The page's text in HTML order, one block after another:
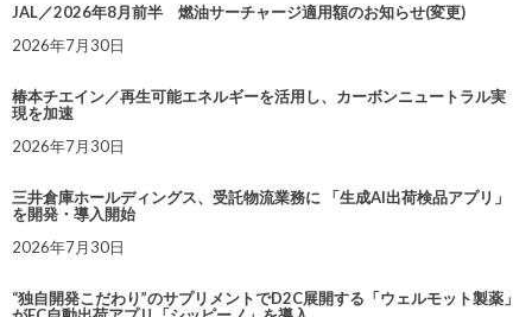
JAL／2026年8月前半 燃油サーチャージ適用額のお知らせ(変更)
2026年7月30日
椿本チエイン／再生可能エネルギーを活用し、カーボンニュートラル実
現を加速
2026年7月30日
三井倉庫ホールディングス、受託物流業務に 「生成AI出荷検品アプリ」
を開発・導入開始
2026年7月30日
“独自開発こだわり”のサプリメントでD2C展開する「ウェルモット製薬」